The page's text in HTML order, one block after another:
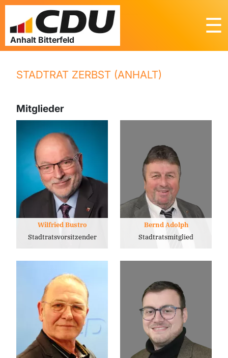
☰
STADTRAT ZERBST (ANHALT)
Mitglieder
Wilfried Bustro
Stadtratsvorsitzender
Bernd Adolph
Stadtratsmitglied